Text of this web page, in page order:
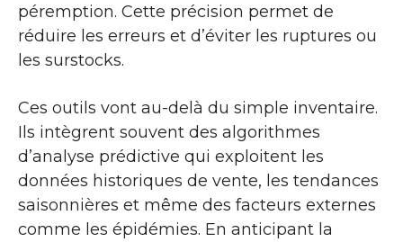
péremption. Cette précision permet de
réduire les erreurs et d’éviter les ruptures ou
les surstocks.
Ces outils vont au-delà du simple inventaire.
Ils intègrent souvent des algorithmes
d’analyse prédictive qui exploitent les
données historiques de vente, les tendances
saisonnières et même des facteurs externes
comme les épidémies. En anticipant la